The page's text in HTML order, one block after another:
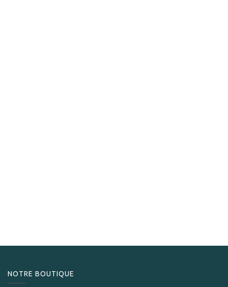
NOTRE BOUTIQUE